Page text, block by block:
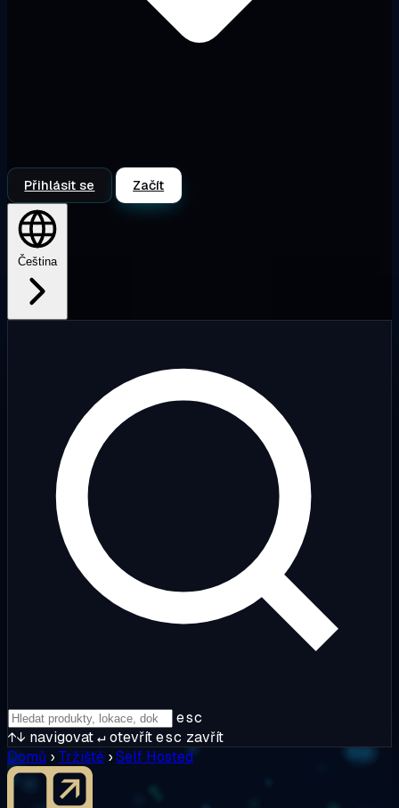
Přihlásit se Začít
Čeština
esc
↑↓ navigovat↵otevřítesc zavřít
Domů › Tržiště ›Self Hosted